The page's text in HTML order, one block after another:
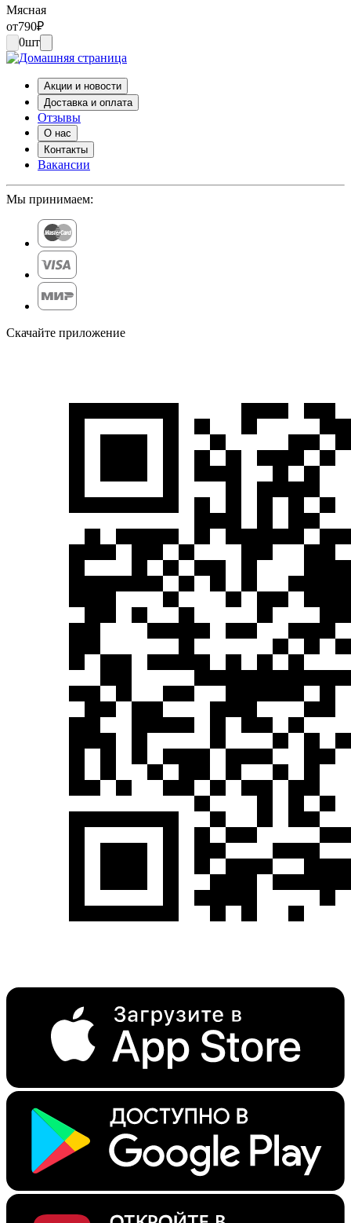
Мясная
от790₽
0шт
Акции и новости
Доставка и оплата
Отзывы
О нас
Контакты
Вакансии
Мы принимаем:
Скачайте приложение